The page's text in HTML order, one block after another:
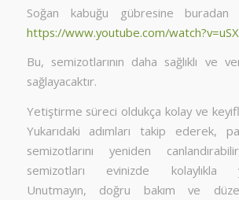
Soğan kabuğu gübresine buradan
https://www.youtube.com/
Bu, semizotlarının daha sağlıklı ve
sağlayacaktır.
Yetiştirme süreci oldukça kolay ve
Yukarıdaki adımları takip ederek,
semizotlarını yeniden
semizotları evinizde kolaylıkla
Unutmayın, doğru bakım ve